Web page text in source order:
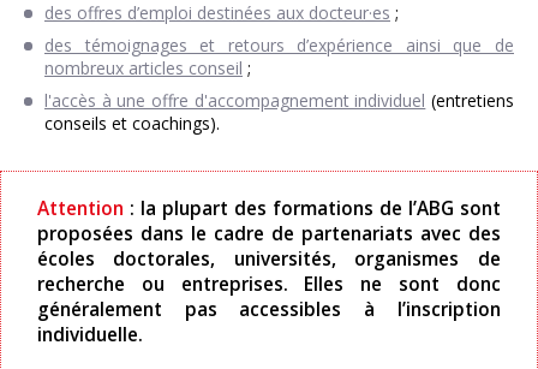
des offres d’emploi destinées aux docteur·es ;
des témoignages et retours d’expérience ainsi que de
nombreux articles conseil ;
l'accès à une offre d'accompagnement individuel (entretiens
conseils et coachings).
Attention : la plupart des formations de l’ABG sont
proposées dans le cadre de partenariats avec des
écoles doctorales, universités, organismes de
recherche ou entreprises. Elles ne sont donc
généralement pas accessibles à l’inscription
individuelle.